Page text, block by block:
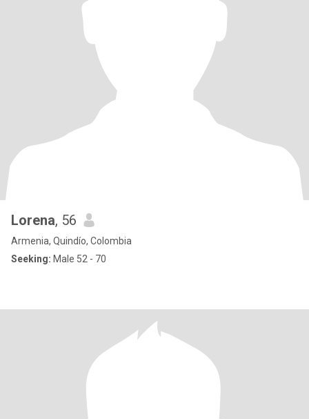
Lorena, 56
Armenia, Quindío, Colombia
Seeking: Male 52 - 70